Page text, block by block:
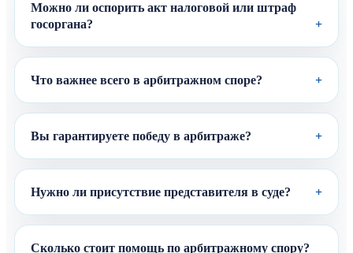
Можно ли оспорить акт налоговой или штраф
госоргана?
Что важнее всего в арбитражном споре?
Вы гарантируете победу в арбитраже?
Нужно ли присутствие представителя в суде?
Сколько стоит помощь по арбитражному спору?